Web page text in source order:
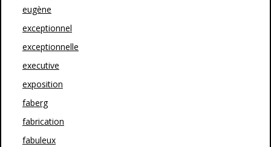
eugène
exceptionnel
exceptionnelle
executive
exposition
faberg
fabrication
fabuleux